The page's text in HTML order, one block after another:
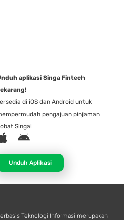
aplikasi Singa Fintech
di iOS dan Android untuk
pengajuan pinjaman
Singa!
A
p
l
e
A
d
r
o
d
Unduh Aplikasi
Teknologi Informasi merupakan